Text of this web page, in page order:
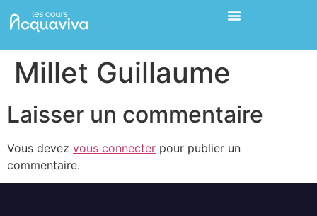
Millet Guillaume
Laisser un commentaire
Vous devez vous connecter pour publier un
commentaire.